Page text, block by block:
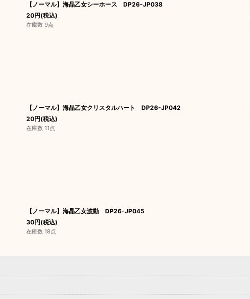
【ノーマル】海晶乙女シーホース DP26-JP038
20円(税込)
在庫数 9点
【ノーマル】海晶乙女クリスタルハート DP26-JP042
20円(税込)
在庫数 11点
【ノーマル】海晶乙女波動 DP26-JP045
30円(税込)
在庫数 18点